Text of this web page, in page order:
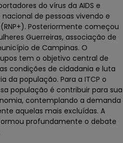
do vírus da AIDS e
de pessoas vivendo e
Posteriormente começou
Guerreiras, associação de
de Campinas. O
tem o objetivo central de
condições de cidadania e luta
da população. Para a ITCP o
população é contribuir para sua
contemplando a demanda
aquelas mais excluídas. A
profundamente o debate